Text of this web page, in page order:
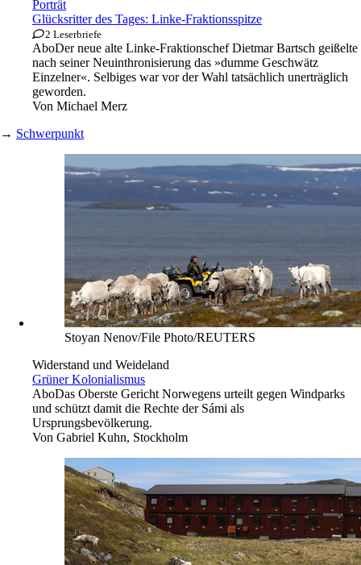
Porträt
Glücksritter des Tages: Linke-Fraktionsspitze
2 Leserbriefe
AboDer neue alte Linke-Fraktionschef Dietmar Bartsch geißelte
nach seiner Neuinthronisierung das »dumme Geschwätz
Einzelner«. Selbiges war vor der Wahl tatsächlich unerträglich
geworden.
Von Michael Merz
→ Schwerpunkt
Stoyan Nenov/File Photo/REUTERS
Widerstand und Weideland
Grüner Kolonialismus
AboDas Oberste Gericht Norwegens urteilt gegen Windparks
und schützt damit die Rechte der Sámi als
Ursprungsbevölkerung.
Von Gabriel Kuhn, Stockholm